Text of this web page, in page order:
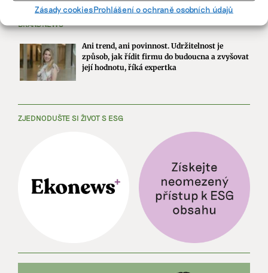
Zásady cookiesProhlášení o ochraně osobních údajů
BRANDNEWS
Ani trend, ani povinnost. Udržitelnost je
způsob, jak řídit firmu do budoucna a zvyšovat
její hodnotu, říká expertka
ZJEDNODUŠTE SI ŽIVOT S ESG